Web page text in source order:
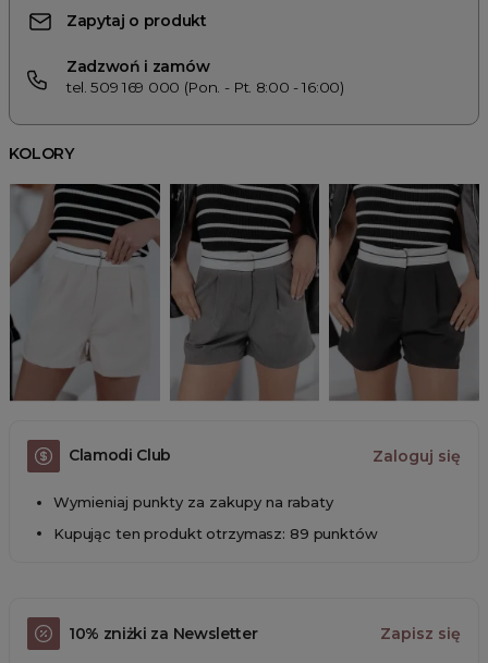
Zapytaj o produkt
Zadzwoń i zamów
tel. 509 169 000 (Pon. - Pt. 8:00 - 16:00)
KOLORY
Clamodi Club Zaloguj się
Wymieniaj punkty za zakupy na rabaty
Kupując ten produkt otrzymasz: 89 punktów
10% zniżki za Newsletter Zapisz się